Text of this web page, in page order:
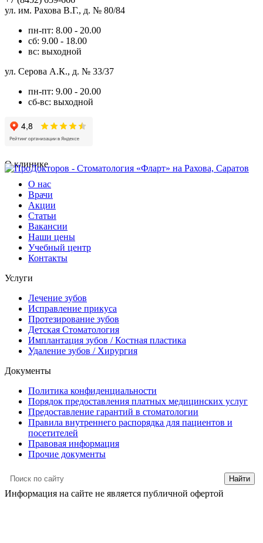
ул. им. Рахова В.Г., д. № 80/84
пн-пт: 8.00 - 20.00
сб: 9.00 - 18.00
вс: выходной
ул. Серова А.К., д. № 33/37
пн-пт: 9.00 - 20.00
сб-вс: выходной
О клинике
О нас
Врачи
Акции
Статьи
Вакансии
Наши цены
Учебный центр
Контакты
Услуги
Лечение зубов
Исправление прикуса
Протезирование зубов
Детская Стоматология
Имплантация зубов / Костная пластика
Удаление зубов / Хирургия
Документы
Политика конфиденциальности
Порядок предоставления платных медицинских услуг
Предоставление гарантий в стоматологии
Правила внутреннего распорядка для пациентов и
посетителей
Правовая информация
Прочие документы
Информация на сайте не является публичной офертой